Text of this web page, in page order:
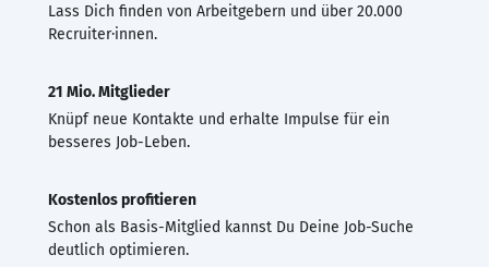
Lass Dich finden von Arbeitgebern und über 20.000
Recruiter·innen.
21 Mio. Mitglieder
Knüpf neue Kontakte und erhalte Impulse für ein
besseres Job-Leben.
Kostenlos profitieren
Schon als Basis-Mitglied kannst Du Deine Job-Suche
deutlich optimieren.